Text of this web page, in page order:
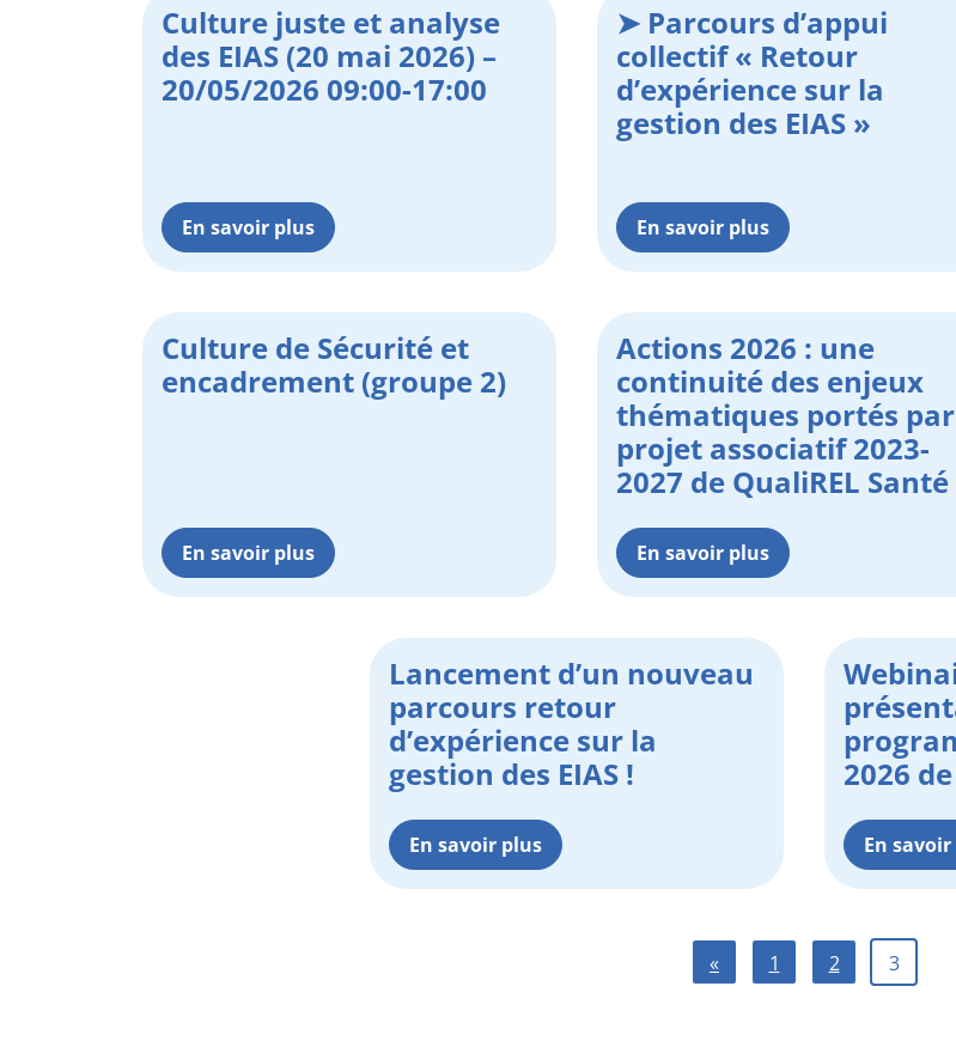
Culture juste et analyse
des EIAS (20 mai 2026) –
20/05/2026 09:00-17:00
En savoir plus
➤ Parcours d’appui
collectif « Retour
d’expérience sur la
gestion des EIAS »
En savoir plus
Culture de Sécurité et
encadrement (groupe 2)
En savoir plus
Actions 2026 : une
continuité des enjeux
thématiques portés
projet associatif 2023-
2027 de QualiREL Santé
En savoir plus
Lancement d’un nouveau
parcours retour
d’expérience sur la
gestion des EIAS !
En savoir plus
2026
En
« 1 2 3